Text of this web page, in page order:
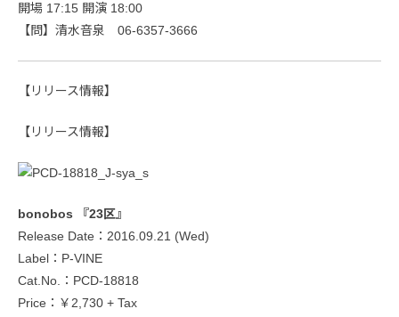
開場 17:15 開演 18:00
【問】清水音泉 06-6357-3666
【リリース情報】
【リリース情報】
bonobos 『23区』
Release Date：2016.09.21 (Wed)
Label：P-VINE
Cat.No.：PCD-18818
Price：￥2,730 + Tax